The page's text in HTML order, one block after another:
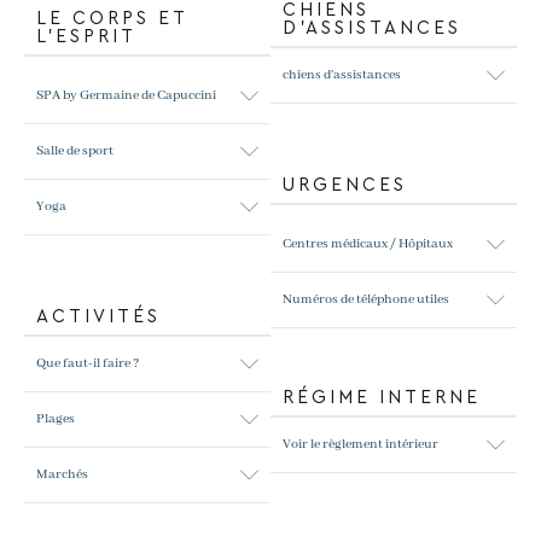
LE CORPS ET
L’ESPRIT
SPA by Germaine de Capuccini
Salle de sport
Yoga
ACTIVITÉS
Que faut-il faire ?
Plages
Marchés
CHIENS
D’ASSISTANCES
chiens d'assistances
URGENCES
Centres médicaux / Hôpitaux
Numéros de téléphone utiles
RÉGIME INTERNE
Voir le règlement intérieur